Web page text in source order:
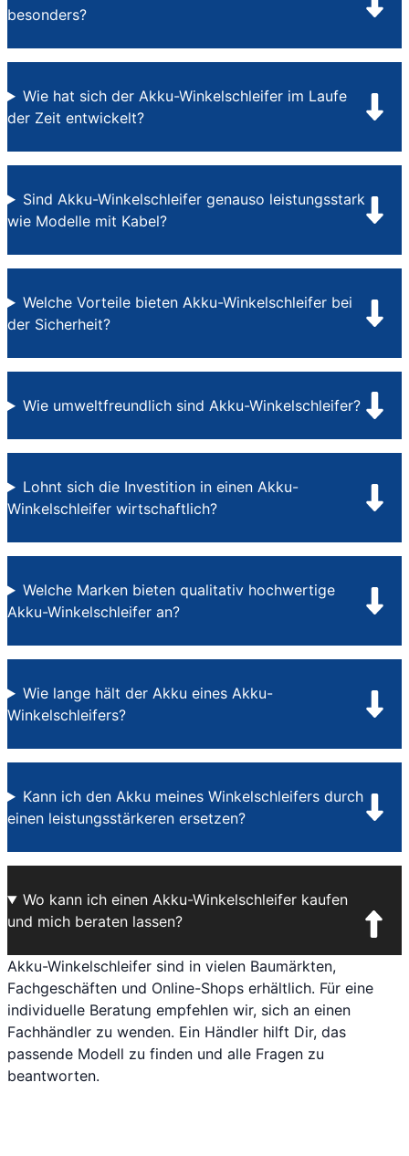
besonders?
Wie hat sich der Akku-Winkelschleifer im Laufe
der Zeit entwickelt?
Sind Akku-Winkelschleifer genauso leistungsstark
wie Modelle mit Kabel?
Welche Vorteile bieten Akku-Winkelschleifer bei
der Sicherheit?
Wie umweltfreundlich sind Akku-Winkelschleifer?
Lohnt sich die Investition in einen Akku-
Winkelschleifer wirtschaftlich?
Welche Marken bieten qualitativ hochwertige
Akku-Winkelschleifer an?
Wie lange hält der Akku eines Akku-
Winkelschleifers?
Kann ich den Akku meines Winkelschleifers durch
einen leistungsstärkeren ersetzen?
Wo kann ich einen Akku-Winkelschleifer kaufen
und mich beraten lassen?
Akku-Winkelschleifer sind in vielen Baumärkten,
Fachgeschäften und Online-Shops erhältlich. Für eine
individuelle Beratung empfehlen wir, sich an einen
Fachhändler zu wenden. Ein Händler hilft Dir, das
passende Modell zu finden und alle Fragen zu
beantworten.